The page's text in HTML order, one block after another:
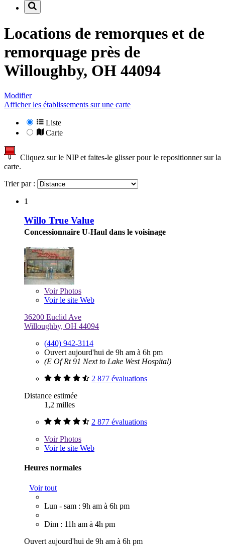
Locations de remorques et de
remorquage près de
Willoughby, OH 44094
Modifier
Afficher les établissements sur une carte
Liste
Carte
Cliquez sur le NIP et faites-le glisser pour le repositionner sur la
carte.
Trier par :
1
Willo True Value
Concessionnaire U-Haul dans le voisinage
VoirPhotos
Voir le site Web
36200 Euclid Ave
Willoughby, OH 44094
(440) 942-3114
Ouvert aujourd'hui de 9h am à 6h pm
(E Of Rt 91 Next to Lake West Hospital)
2 877 évaluations
Distance estimée
1,2 milles
2 877 évaluations
VoirPhotos
Voir le site Web
Heures normales
Voir tout
Lun - sam : 9h am à 6h pm
Dim : 11h am à 4h pm
Ouvert aujourd'hui de 9h am à 6h pm